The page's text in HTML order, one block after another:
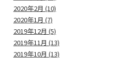
2020年2月 (10)
2020年1月 (7)
2019年12月 (5)
2019年11月 (13)
2019年10月 (13)